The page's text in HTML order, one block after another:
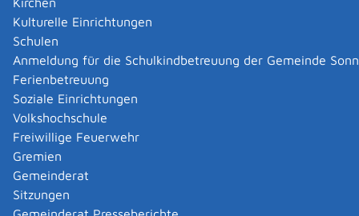
Kulturelle Einrichtungen
Schulen
Anmeldung für die Schulkindbetreuung der Gemeinde
Ferienbetreuung
Soziale Einrichtungen
Volkshochschule
Freiwillige Feuerwehr
Gremien
Gemeinderat
Sitzungen
Die zuständige Stelle beglaubigt die Kopie durch einen
Beglaubigungsvermerk.
enthalten:
genaue Bezeichnung des Originals, dessen Kopie
beglaubigt wird
Feststellung, dass die Kopie mit dem Original
übereinstimmt
Ort und Tag der Beglaubigung
Dienstsiegel und Unterschrift der beglaubigenden
Person und
wenn das Original nicht von einer Behörde